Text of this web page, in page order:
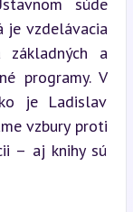
je vzdelávacia
a
programy. V
je Ladislav
vzbury proti
– aj knihy sú